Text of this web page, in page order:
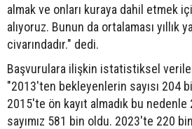
almak ve onları kuraya dahil etmek
alıyoruz. Bunun da ortalaması yıllık
civarındadır." dedi.
Başvurulara ilişkin istatistiksel
"2013'ten bekleyenlerin sayısı 204
2015'te ön kayıt almadık bu nedenle
sayımız 581 bin oldu. 2023'te 220